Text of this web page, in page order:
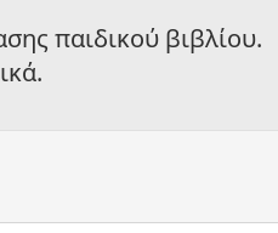
παιδικού βιβλίου.